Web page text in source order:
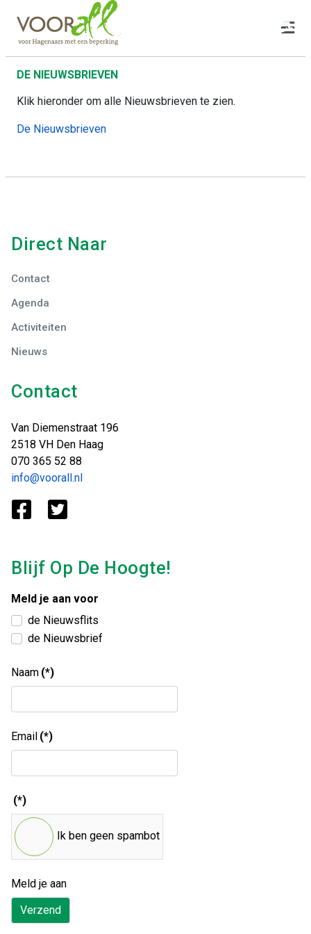
DE NIEUWSBRIEVEN
Klik hieronder om alle Nieuwsbrieven te zien.
De Nieuwsbrieven
Direct Naar
Contact
Agenda
Activiteiten
Nieuws
Contact
Van Diemenstraat 196
2518 VH Den Haag
070 365 52 88
info@voorall.nl
Blijf Op De Hoogte!
Meld je aan voor
de Nieuwsflits
de Nieuwsbrief
Naam (*)
Email (*)
(*)
Ik ben geen spambot
Meld je aan
Verzend
♿